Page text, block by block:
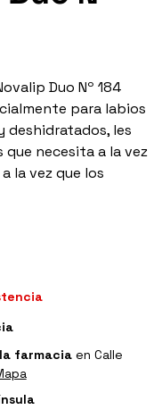
Duo Nº 184
para labios
deshidratados, les
que necesita a la vez
la vez que los
farmaciaen Calle